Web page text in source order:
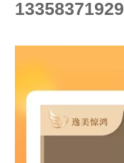
13358371929